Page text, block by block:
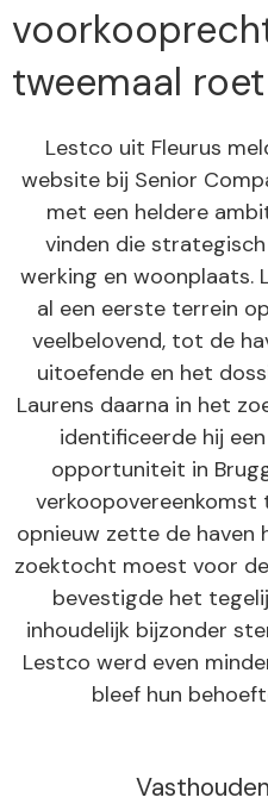
tweemaal
Lestco uit Fleurus
website bij Senior
met een heldere
vinden die
werking en woonplaats.
al een eerste terrein
veelbelovend, tot de
uitoefende en het
Laurens daarna in het
identificeerde hij
opportuniteit in
verkoopovereenkomst
opnieuw zette de haven
zoektocht moest voor
bevestigde het
inhoudelijk bijzonder
Lestco werd even
bleef hun